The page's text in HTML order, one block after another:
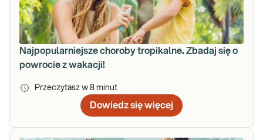
Najpopularniejsze choroby tropikalne. Zbadaj się o
powrocie z wakacji!
Przeczytasz w 8 minut
Dowiedz się więcej